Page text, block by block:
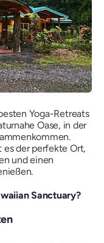
Yoga-Retreats
Oase, in der
es der perfekte Ort,
und einen
Sanctuary?